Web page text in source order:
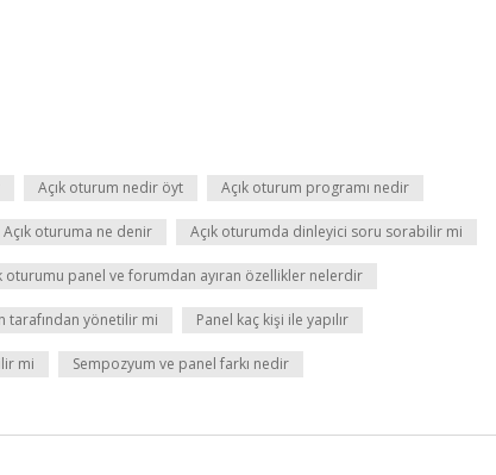
Açık oturum nedir öyt Açık oturum programı nedir
Açık oturuma ne denir Açık oturumda dinleyici soru sorabilir mi
oturumu panel ve forumdan ayıran özellikler nelerdir
tarafından yönetilir mi Panel kaç kişi ile yapılır
mi Sempozyum ve panel farkı nedir